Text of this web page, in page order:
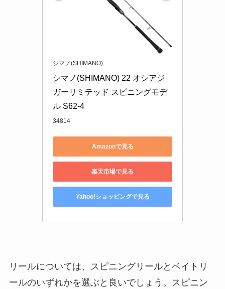
シマノ(SHIMANO)
シマノ(SHIMANO) 22 オシアジ
ガーリミテッド スピニングモデ
ル S62-4
34814
Amazonで見る
楽天市場で見る
Yahoo!ショッピングで見る
リールについては、スピニングリールとベイトリ
ールのいずれかを選ぶと良いでしょう。スピニン